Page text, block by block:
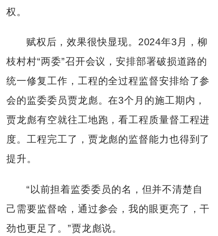
权。
赋权后，效果很快显现。2024年3月，柳
枝村村“两委”召开会议，安排部署破损道路的
统一修复工作，工程的全过程监督安排给了参
会的监委委员贾龙彪。在3个月的施工期内，
贾龙彪有空就往工地跑，看工程质量督工程进
度。工程完工了，贾龙彪的监督能力也得到了
提升。
“以前担着监委委员的名，但并不清楚自
己需要监督啥，通过参会，我的眼更亮了，干
劲也更足了。”贾龙彪说。